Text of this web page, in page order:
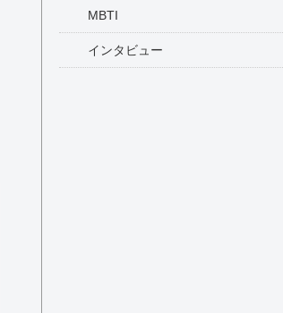
MBTI
インタビュー